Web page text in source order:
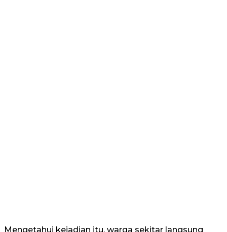
Mengetahui kejadian itu, warga sekitar langsung